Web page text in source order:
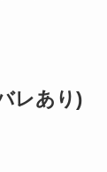
レあり)